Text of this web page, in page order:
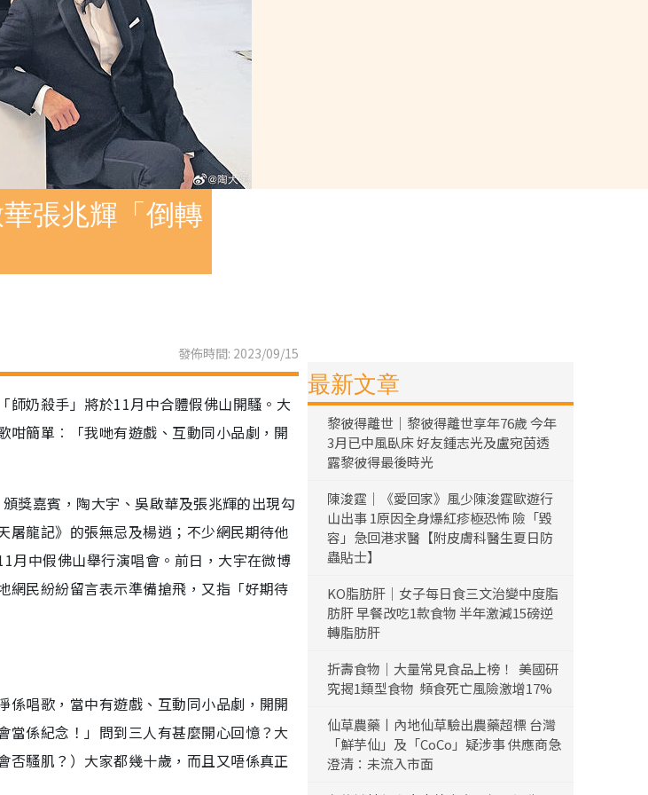
張兆輝「倒轉
發佈時間: 2023/09/15
師奶殺手」將於11月中合體假佛山開騷。大
咁簡單︰「我哋有遊戲、互動同小品劇，開
獎嘉賓，陶大宇、吳啟華及張兆輝的出現勾
屠龍記》的張無忌及楊逍；不少網民期待他
月中假佛山舉行演唱會。前日，大宇在微博
網民紛紛留言表示準備搶飛，又指「好期待
係唱歌，當中有遊戲、互動同小品劇，開開
當係紀念！」問到三人有甚麼開心回憶？大
否騷肌？）大家都幾十歲，而且又唔係真正
最新文章
黎彼得離世｜黎彼得離世享年76歲 今年
3月已中風臥床 好友鍾志光及盧宛茵透
露黎彼得最後時光
陳浚霆｜《愛回家》風少陳浚霆歐遊行
山出事 1原因全身爆紅疹極恐怖 險「毀
容」急回港求醫【附皮膚科醫生夏日防
蟲貼士】
KO脂肪肝｜女子每日食三文治變中度脂
肪肝 早餐改吃1款食物 半年激減15磅逆
轉脂肪肝
折壽食物｜大量常見食品上榜！ 美國研
究揭1類型食物 頻食死亡風險激增17%
仙草農藥丨內地仙草驗出農藥超標 台灣
「鮮芋仙」及「CoCo」疑涉事 供應商急
澄清：未流入市面